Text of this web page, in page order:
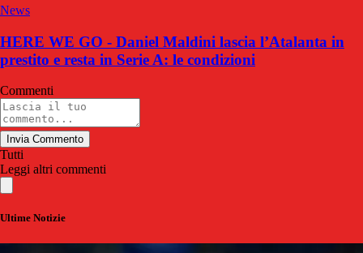
News
HERE WE GO - Daniel Maldini lascia l’Atalanta in
prestito e resta in Serie A: le condizioni
Commenti
Invia Commento
Tutti
Leggi altri commenti
Ultime Notizie